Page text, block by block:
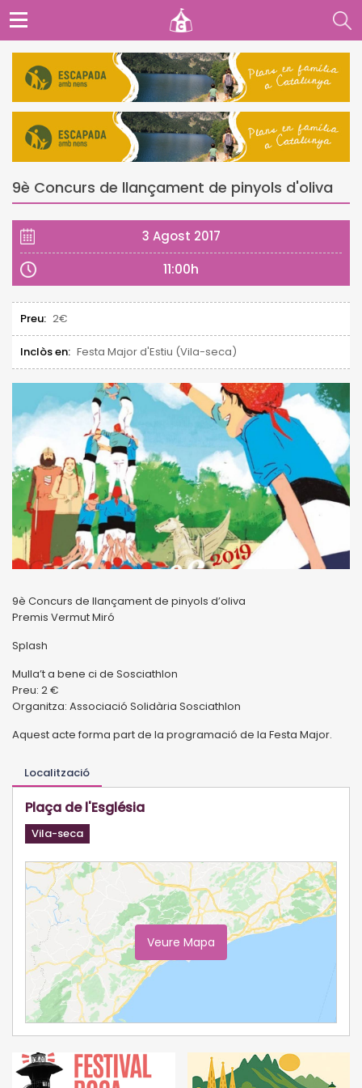
9è Concurs de llançament de pinyols d'oliva
3 Agost 2017
11:00h
Preu: 2€
Inclòs en: Festa Major d'Estiu (Vila-seca)
9è Concurs de llançament de pinyols d’oliva
Premis Vermut Miró
Splash
Mulla’t a bene ci de Sosciathlon
Preu: 2 €
Organitza: Associació Solidària Sosciathlon
Aquest acte forma part de la programació de la Festa Major.
Localització
Plaça de l'Església
Vila-seca
Veure Mapa